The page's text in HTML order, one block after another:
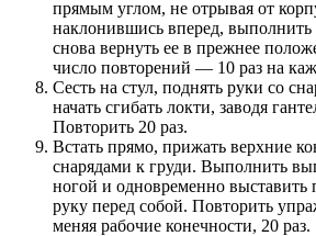
прямым углом, не отрывая от
наклонившись вперед, выполнить
снова вернуть ее в прежнее
число повторений — 10 раз на
Сесть на стул, поднять руки со
начать сгибать локти, заводя
Повторить 20 раз.
Встать прямо, прижать верхние
снарядами к груди. Выполнить
ногой и одновременно
руку перед собой. Повторить
меняя рабочие конечности, 20 раз.